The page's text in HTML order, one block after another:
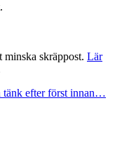
skräppost. Lär
tänk efter först innan…